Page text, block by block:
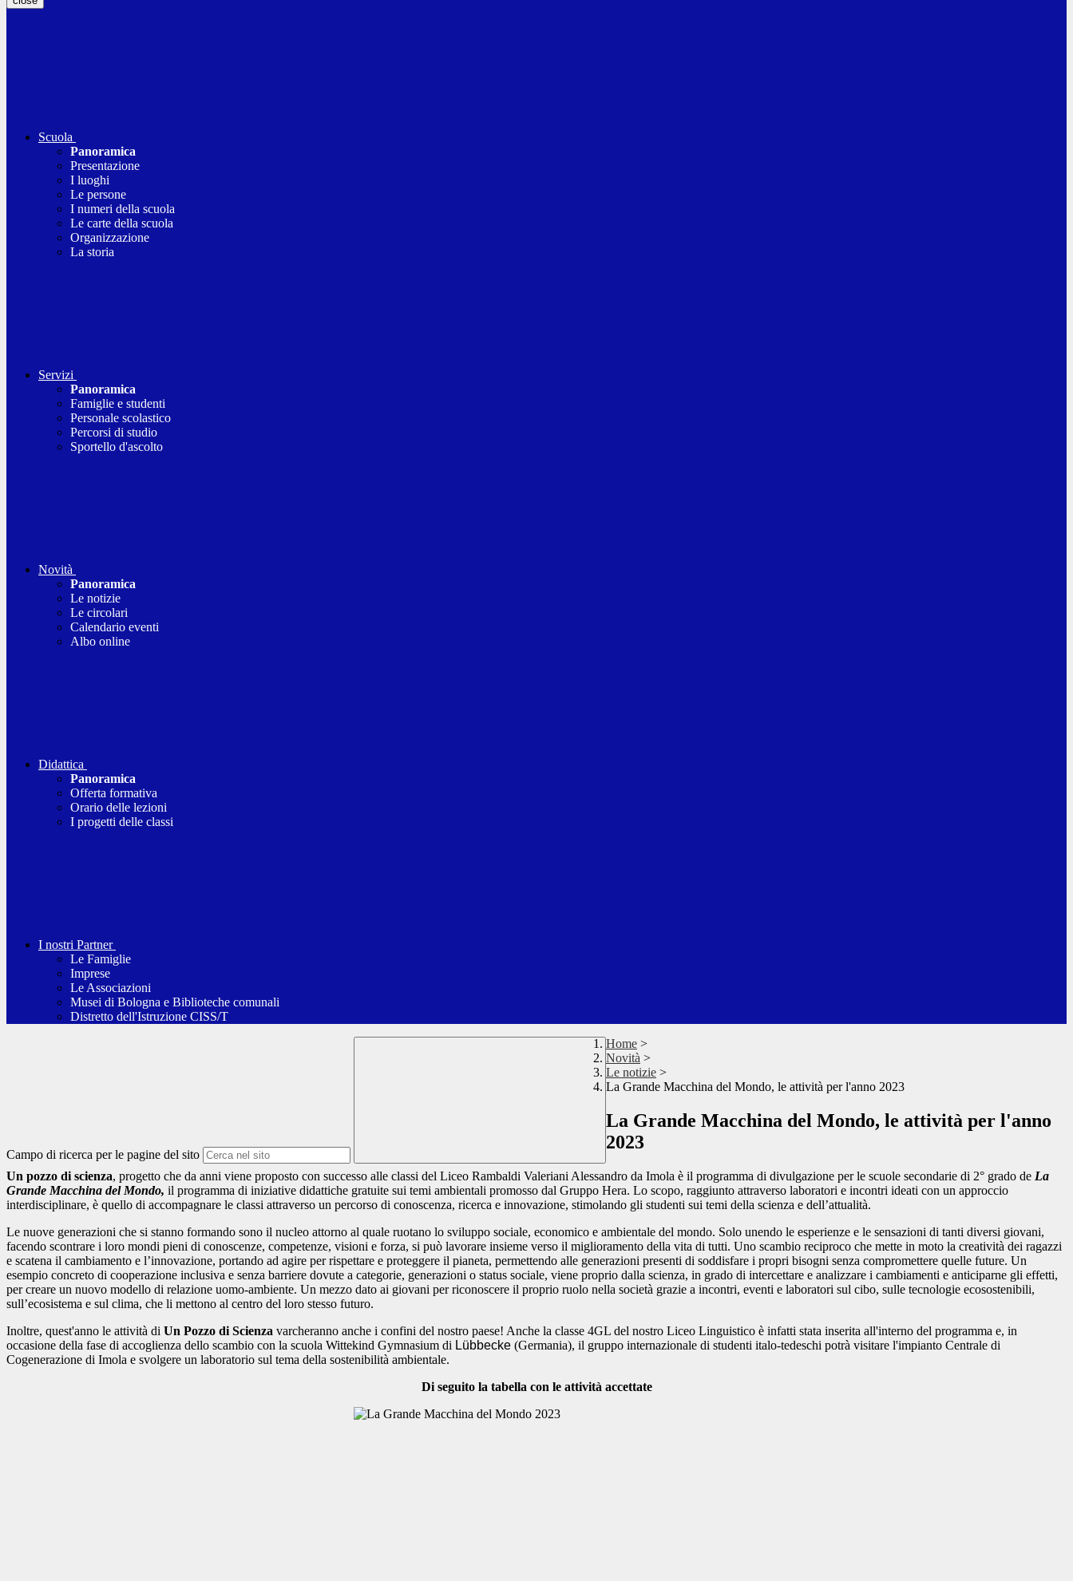
Scuola
Panoramica
Presentazione
I luoghi
Le persone
I numeri della scuola
Le carte della scuola
Organizzazione
La storia
Servizi
Panoramica
Famiglie e studenti
Personale scolastico
Percorsi di studio
Sportello d'ascolto
Novità
Panoramica
Le notizie
Le circolari
Calendario eventi
Albo online
Didattica
Panoramica
Offerta formativa
Orario delle lezioni
I progetti delle classi
I nostri Partner
Le Famiglie
Imprese
Le Associazioni
Musei di Bologna e Biblioteche comunali
Distretto dell'Istruzione CISS/T
Campo di ricerca per le pagine del sito
Home >
Novità >
Le notizie >
La Grande Macchina del Mondo, le attività per l'anno 2023
La Grande Macchina del Mondo, le attività per l'anno
2023
Un pozzo di scienza, progetto che da anni viene proposto con successo alle classi del Liceo Rambaldi Valeriani Alessandro da Imola è il programma di divulgazione per le scuole secondarie di 2° grado de La
Grande Macchina del Mondo, il programma di iniziative didattiche gratuite sui temi ambientali promosso dal Gruppo Hera. Lo scopo, raggiunto attraverso laboratori e incontri ideati con un approccio
interdisciplinare, è quello di accompagnare le classi attraverso un percorso di conoscenza, ricerca e innovazione, stimolando gli studenti sui temi della scienza e dell’attualità.
Le nuove generazioni che si stanno formando sono il nucleo attorno al quale ruotano lo sviluppo sociale, economico e ambientale del mondo. Solo unendo le esperienze e le sensazioni di tanti diversi giovani,
facendo scontrare i loro mondi pieni di conoscenze, competenze, visioni e forza, si può lavorare insieme verso il miglioramento della vita di tutti. Uno scambio reciproco che mette in moto la creatività dei ragazzi
e scatena il cambiamento e l’innovazione, portando ad agire per rispettare e proteggere il pianeta, permettendo alle generazioni presenti di soddisfare i propri bisogni senza compromettere quelle future. Un
esempio concreto di cooperazione inclusiva e senza barriere dovute a categorie, generazioni o status sociale, viene proprio dalla scienza, in grado di intercettare e analizzare i cambiamenti e anticiparne gli effetti,
per creare un nuovo modello di relazione uomo-ambiente. Un mezzo dato ai giovani per riconoscere il proprio ruolo nella società grazie a incontri, eventi e laboratori sul cibo, sulle tecnologie ecosostenibili,
sull’ecosistema e sul clima, che li mettono al centro del loro stesso futuro.
Inoltre, quest'anno le attività di Un Pozzo di Scienza varcheranno anche i confini del nostro paese! Anche la classe 4GL del nostro Liceo Linguistico è infatti stata inserita all'interno del programma e, in
occasione della fase di accoglienza dello scambio con la scuola Wittekind Gymnasium di Lübbecke (Germania), il gruppo internazionale di studenti italo-tedeschi potrà visitare l'impianto Centrale di
Cogenerazione di Imola e svolgere un laboratorio sul tema della sostenibilità ambientale.
Di seguito la tabella con le attività accettate